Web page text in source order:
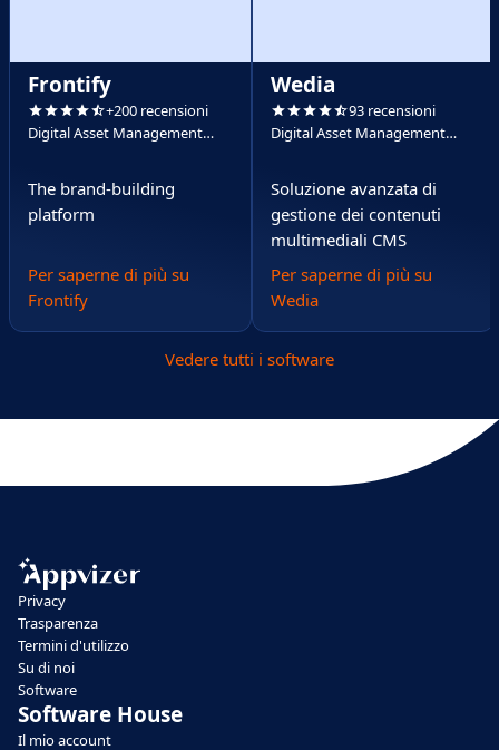
Frontify
+200 recensioni
Digital Asset Management
The brand-building
platform
Per saperne di più su
Frontify
Wedia
93 recensioni
Digital Asset Management
Soluzione avanzata di
gestione dei contenuti
multimediali CMS
Per saperne di più su
Wedia
Vedere tutti i software
Privacy
Trasparenza
Termini d'utilizzo
Su di noi
Software
Software House
Il mio account